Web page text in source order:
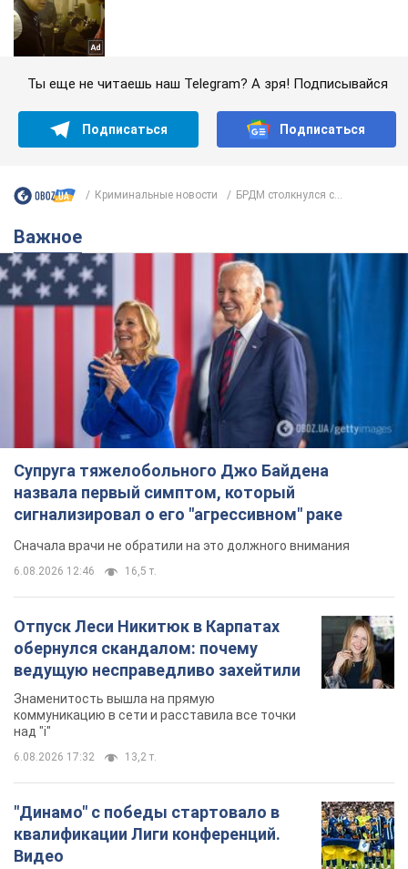
Ты еще не читаешь наш Telegram? А зря! Подписывайся
Подписаться Подписаться
Криминальные новости БРДМ столкнулся с...
Важное
Супруга тяжелобольного Джо Байдена
назвала первый симптом, который
сигнализировал о его "агрессивном" раке
Сначала врачи не обратили на это должного внимания
6.08.2026 12:46 16,5 т.
Отпуск Леси Никитюк в Карпатах
обернулся скандалом: почему
ведущую несправедливо захейтили
Знаменитость вышла на прямую
коммуникацию в сети и расставила все точки
над "i"
6.08.2026 17:32 13,2 т.
"Динамо" с победы стартовало в
квалификации Лиги конференций.
Видео